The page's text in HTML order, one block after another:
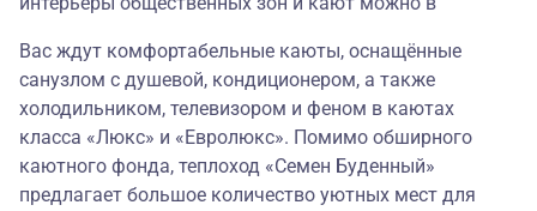
Вас ждут комфортабельные каюты, оснащённые
санузлом с душевой, кондиционером, а также
холодильником, телевизором и феном в каютах
класса «Люкс» и «Евролюкс». Помимо обширного
каютного фонда, теплоход «Семен Буденный»
предлагает большое количество уютных мест для